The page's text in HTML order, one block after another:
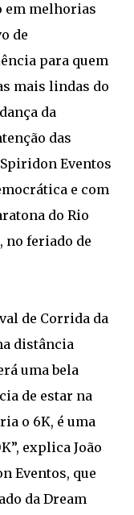
em melhorias
de
para quem
mais lindas do
da
das
Eventos
e com
do Rio
no feriado de
de Corrida da
distância
uma bela
de estar na
o 6K, é uma
explica João
Eventos, que
da Dream